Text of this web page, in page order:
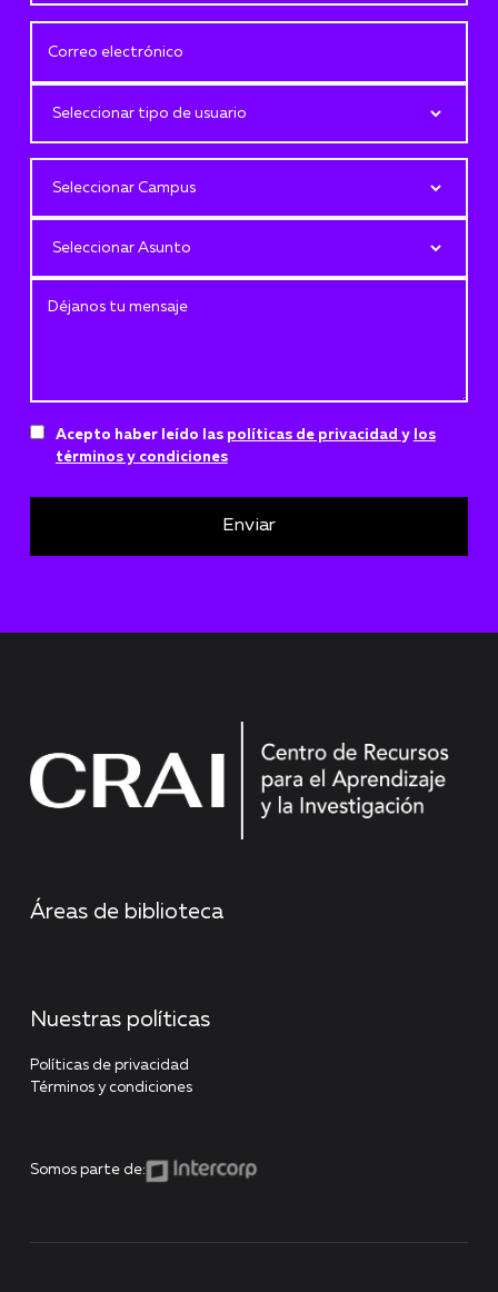
Acepto haber leído las políticas de privacidad y
los
términos y condiciones
Áreas de biblioteca
Nuestras políticas
Políticas de privacidad
Términos y condiciones
Somos parte de: